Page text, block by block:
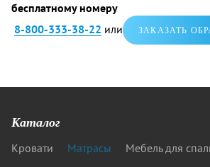
бесплатному номеру
8-800-333-38-22 или ЗАКАЗАТЬ
Каталог
Кровати Матрасы Мебель для